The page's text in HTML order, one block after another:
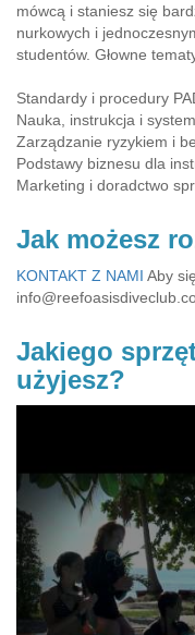
mówcą i staniesz się
nurkowych i
studentów. Głowne
Standardy i procedury
Nauka, instrukcja i
Zarządzanie ryzykiem i
Podstawy biznesu dla
Marketing i doradctwo
Jak możesz
KONTAKT Z NAMI Aby
Jakiego
użyjesz?